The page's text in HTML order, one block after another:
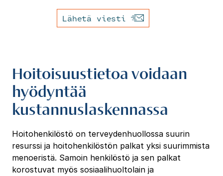
Lähetä viesti
Hoitoisuustietoa voidaan
hyödyntää
kustannuslaskennassa
Hoitohenkilöstö on terveydenhuollossa suurin
resurssi ja hoitohenkilöstön palkat yksi suurimmista
menoeristä. Samoin henkilöstö ja sen palkat
korostuvat myös sosiaalihuoltolain ja